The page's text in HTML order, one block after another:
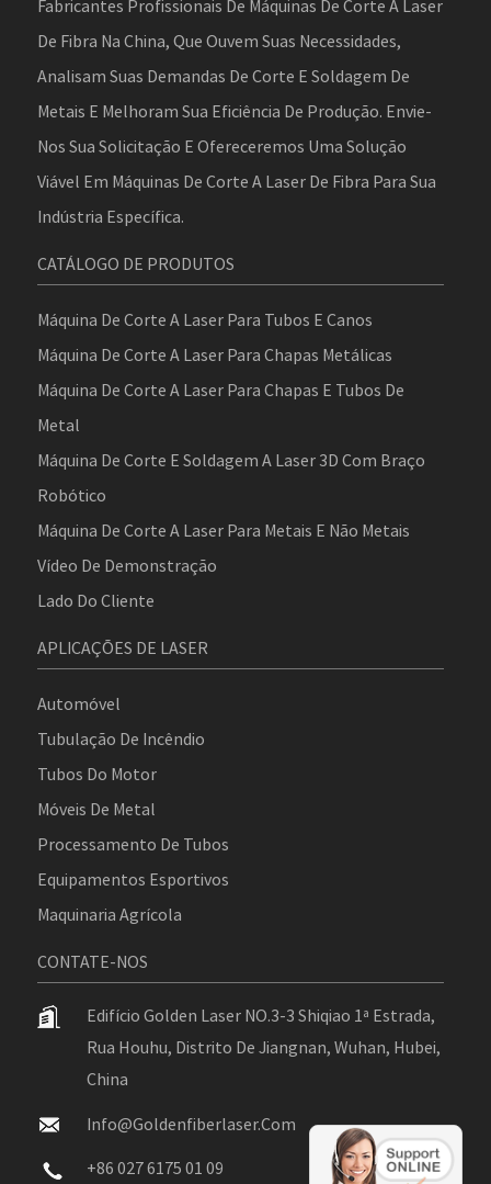
Fabricantes Profissionais De Máquinas De Corte A Laser
De Fibra Na China, Que Ouvem Suas Necessidades,
Analisam Suas Demandas De Corte E Soldagem De
Metais E Melhoram Sua Eficiência De Produção. Envie-
Nos Sua Solicitação E Ofereceremos Uma Solução
Viável Em Máquinas De Corte A Laser De Fibra Para Sua
Indústria Específica.
CATÁLOGO DE PRODUTOS
Máquina De Corte A Laser Para Tubos E Canos
Máquina De Corte A Laser Para Chapas Metálicas
Máquina De Corte A Laser Para Chapas E Tubos De
Metal
Máquina De Corte E Soldagem A Laser 3D Com Braço
Robótico
Máquina De Corte A Laser Para Metais E Não Metais
Vídeo De Demonstração
Lado Do Cliente
APLICAÇÕES DE LASER
Automóvel
Tubulação De Incêndio
Tubos Do Motor
Móveis De Metal
Processamento De Tubos
Equipamentos Esportivos
Maquinaria Agrícola
CONTATE-NOS
Edifício Golden Laser NO.3-3 Shiqiao 1ª Estrada,
Rua Houhu, Distrito De Jiangnan, Wuhan, Hubei,
China
Info@goldenfiberlaser.com
+86 027 6175 01 09